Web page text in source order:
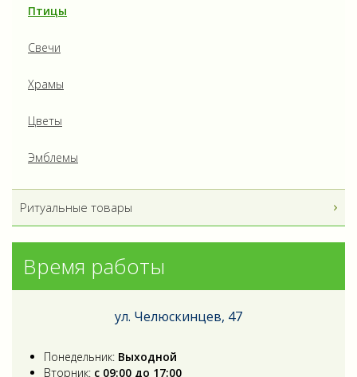
Птицы
Свечи
Храмы
Цветы
Эмблемы
Ритуальные товары
Время работы
ул. Челюскинцев, 47
Понедельник: Выходной
Вторник: с 09:00 до 17:00